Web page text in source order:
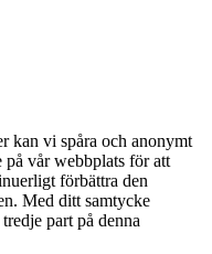
kan vi spåra och anonymt
på vår webbplats för att
förbättra den
Med ditt samtycke
part på denna